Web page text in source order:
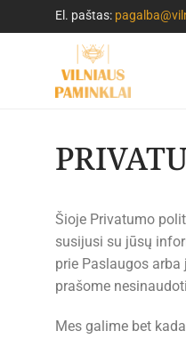
El. paštas:
Šioje Privatumo
susijusi su jūsų
prie Paslaugos
prašome
Mes galime bet